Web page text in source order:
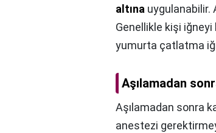
altına uygulanabilir.
Genellikle kişi
yumurta çatlatma
Aşılamadan
Aşılamadan sonra
anestezi